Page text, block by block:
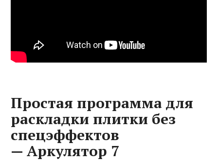
Простая программа для
раскладки плитки без
спецэффектов
— Аркулятор 7